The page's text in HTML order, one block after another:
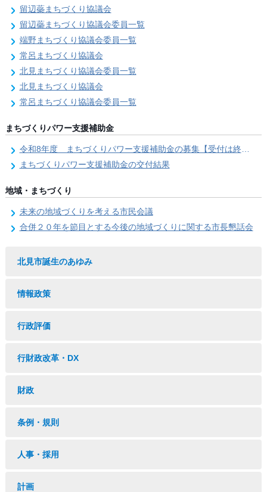
留辺蘂まちづくり協議会
留辺蘂まちづくり協議会委員一覧
端野まちづくり協議会委員一覧
常呂まちづくり協議会
北見まちづくり協議会委員一覧
北見まちづくり協議会
常呂まちづくり協議会委員一覧
まちづくりパワー支援補助金
令和8年度 まちづくりパワー支援補助金の募集【受付は終了しました。】
まちづくりパワー支援補助金の交付結果
地域・まちづくり
未来の地域づくりを考える市民会議
合併２０年を節目とする今後の地域づくりに関する市長懇話会
北見市誕生のあゆみ
情報政策
行政評価
行財政改革・DX
財政
条例・規則
人事・採用
計画